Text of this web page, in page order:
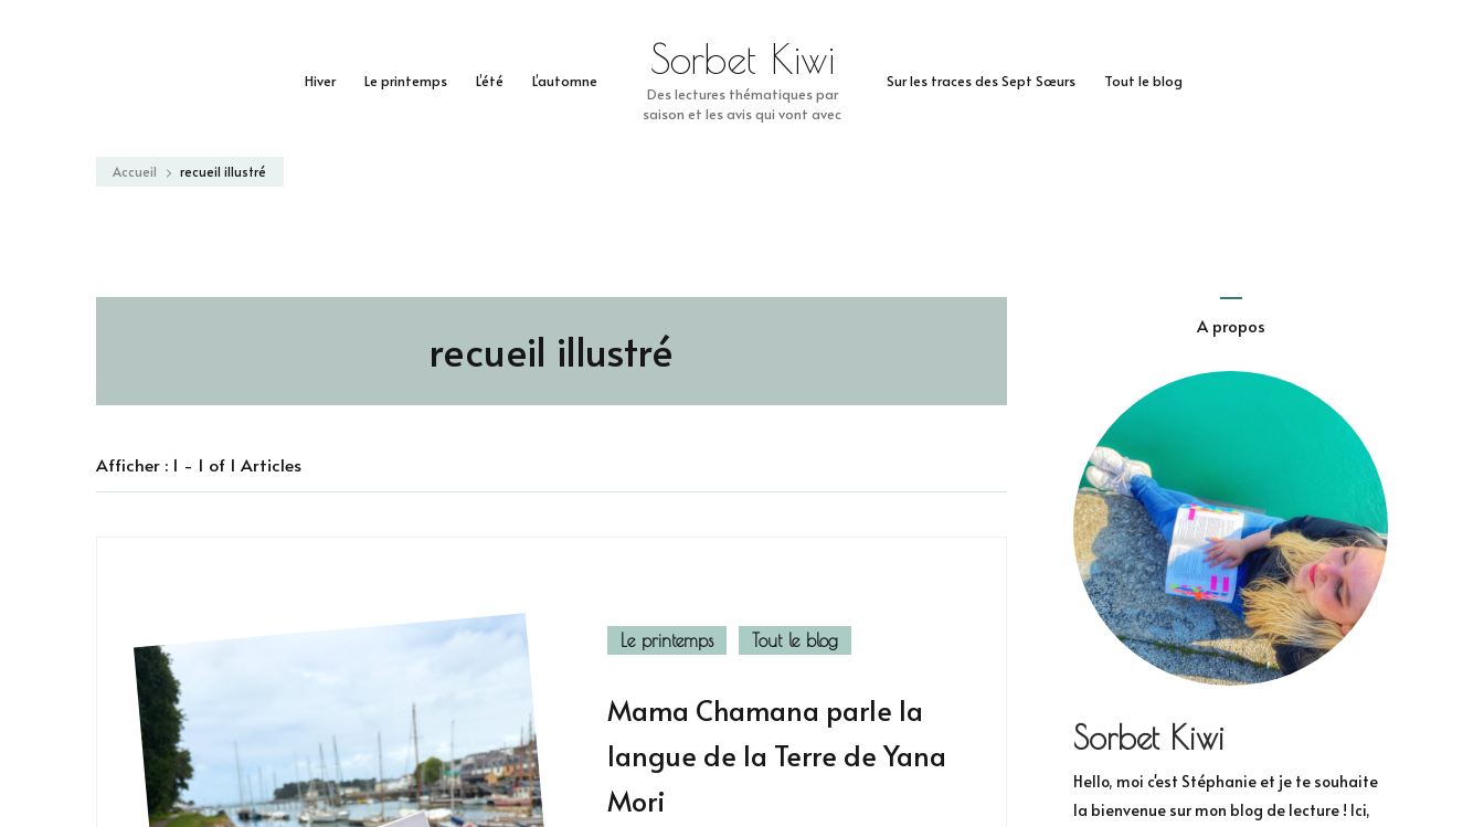
Hiver Le printemps L’été L’automne Sur les traces des Sept Sœurs Tout le blog
Sorbet Kiwi
Des lectures thématiques par
saison et les avis qui vont avec
Accueil recueil illustré
recueil illustré
Afficher : 1 - 1 of 1 Articles
Le printemps Tout le blog
Mama Chamana parle la
langue de la Terre de Yana
Mori
A propos
Sorbet Kiwi
Hello, moi c'est Stéphanie et je te souhaite
la bienvenue sur mon blog de lecture ! Ici,